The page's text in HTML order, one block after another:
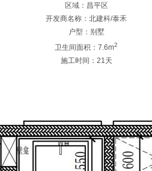
区域：昌平区
开发商名称：北建科/泰禾
户型：别墅
卫生间面积：7.6m2
施工时间：21天